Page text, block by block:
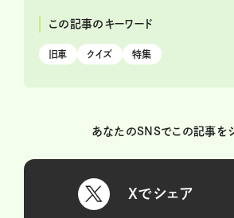
この記事のキーワード
旧車 クイズ 特集
あなたのSNSでこの記事をシ
Xでシェア